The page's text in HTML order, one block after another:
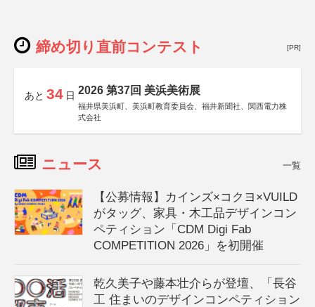
締め切り直前コンテスト [PR]
あと 34 日 2026 第37回 美浜美術展
福井県美浜町、美浜町教育委員会、福井新聞社、関西電力株
式会社
ニュース 一覧
【公募情報】カインズ×コクヨ×VUILD
がタッグ、家具・木工品デザインコン
ペティション「CDM Digi Fab
COMPETITION 2026」を初開催
乾久美子や藤本壮介らが登壇、「長谷
工 住まいのデザインコンペティション